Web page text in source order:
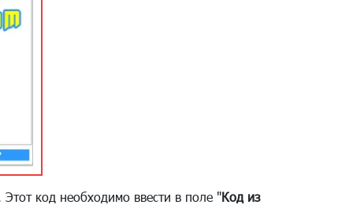
код необходимо ввести в поле "Код из